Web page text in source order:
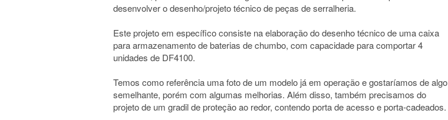
desenvolver o desenho/projeto técnico de peças de serralheria.
Este projeto em específico consiste na elaboração do desenho técnico de uma caixa
para armazenamento de baterias de chumbo, com capacidade para comportar 4
unidades de DF4100.
Temos como referência uma foto de um modelo já em operação e gostaríamos de algo
semelhante, porém com algumas melhorias. Além disso, também precisamos do
projeto de um gradil de proteção ao redor, contendo porta de acesso e porta-cadeados.